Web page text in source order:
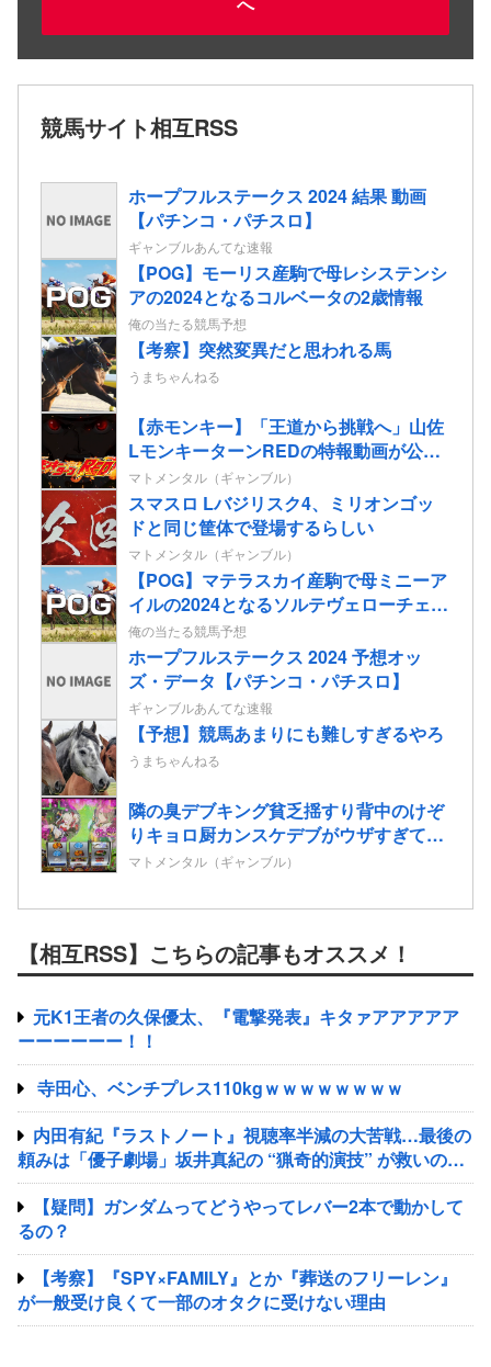
競馬サイト相互RSS
ホープフルステークス 2024 結果 動画
【パチンコ・パチスロ】
ギャンブルあんてな速報
【POG】モーリス産駒で母レシステンシ
アの2024となるコルベータの2歳情報
俺の当たる競馬予想
【考察】突然変異だと思われる馬
うまちゃんねる
【赤モンキー】「王道から挑戦へ」山佐
LモンキーターンREDの特報動画が公
開！
マトメンタル（ギャンブル）
スマスロ Lバジリスク4、ミリオンゴッ
ドと同じ筐体で登場するらしい
マトメンタル（ギャンブル）
【POG】マテラスカイ産駒で母ミニーア
イルの2024となるソルテヴェローチェの
2歳情報
俺の当たる競馬予想
ホープフルステークス 2024 予想オッ
ズ・データ【パチンコ・パチスロ】
ギャンブルあんてな速報
【予想】競馬あまりにも難しすぎるやろ
うまちゃんねる
隣の臭デブキング貧乏揺すり背中のけぞ
りキョロ厨カンスケデブがウザすぎて心
が折れそう…
マトメンタル（ギャンブル）
【相互RSS】こちらの記事もオススメ！
元K1王者の久保優太、『電撃発表』キタァアアアアア
ーーーーーー！！
寺田心、ベンチプレス110kgｗｗｗｗｗｗｗｗ
内田有紀『ラストノート』視聴率半減の大苦戦…最後の
頼みは「優子劇場」坂井真紀の “猟奇的演技” が救いの神
になるか
【疑問】ガンダムってどうやってレバー2本で動かして
るの？
【考察】『SPY×FAMILY』とか『葬送のフリーレン』
が一般受け良くて一部のオタクに受けない理由